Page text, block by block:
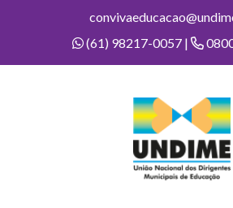
(61) 98217-0057 |